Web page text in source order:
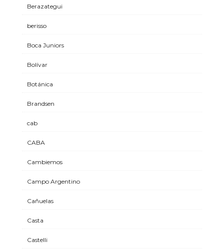
Berazategui
berisso
Boca Juniors
Bolívar
Botánica
Brandsen
cab
CABA
Cambiemos
Campo Argentino
Cañuelas
Casta
Castelli